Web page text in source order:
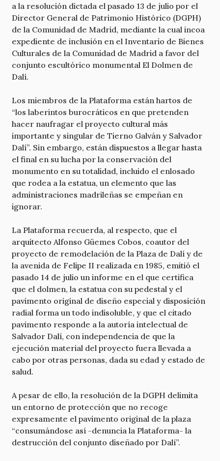
a la resolución dictada el pasado 13 de julio por el
Director General de Patrimonio Histórico (DGPH)
de la Comunidad de Madrid, mediante la cual incoa
expediente de inclusión en el Inventario de Bienes
Culturales de la Comunidad de Madrid a favor del
conjunto escultórico monumental El Dolmen de
Dalí.
Los miembros de la Plataforma están hartos de
“los laberintos burocráticos en que pretenden
hacer naufragar el proyecto cultural más
importante y singular de Tierno Galván y Salvador
Dalí”. Sin embargo, están dispuestos a llegar hasta
el final en su lucha por la conservación del
monumento en su totalidad, incluido el enlosado
que rodea a la estatua, un elemento que las
administraciones madrileñas se empeñan en
ignorar.
La Plataforma recuerda, al respecto, que el
arquitecto Alfonso Güemes Cobos, coautor del
proyecto de remodelación de la Plaza de Dalí y de
la avenida de Felipe II realizada en 1985, emitió el
pasado 14 de julio un informe en el que certifica
que el dolmen, la estatua con su pedestal y el
pavimento original de diseño especial y disposición
radial forma un todo indisoluble, y que el citado
pavimento responde a la autoría intelectual de
Salvador Dalí, con independencia de que la
ejecución material del proyecto fuera llevada a
cabo por otras personas, dada su edad y estado de
salud.
A pesar de ello, la resolución de la DGPH delimita
un entorno de protección que no recoge
expresamente el pavimento original de la plaza
“consumándose así -denuncia la Plataforma- la
destrucción del conjunto diseñado por Dalí”.